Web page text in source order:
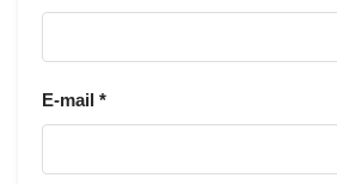
E-mail *